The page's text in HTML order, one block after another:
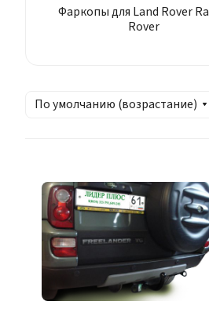
Фаркопы для Land Rover
Rover
По умолчанию (возрастание)